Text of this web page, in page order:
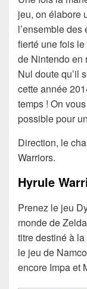
jeu, on élabore
l’ensemble
fierté une fois
de Nintendo en
Nul doute qu’il
cette année
temps ! On
possible pour
Direction, le
Warriors.
Hyrule
Prenez le jeu
monde de
titre destiné à
le jeu de
encore Impa et